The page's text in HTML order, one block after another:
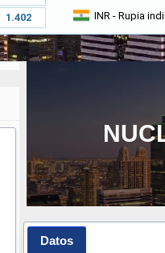
INR - Rupia
Datos